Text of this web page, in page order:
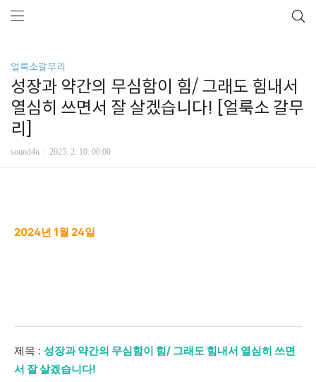
얼룩소갈무리
성장과 약간의 무심함이 힘/ 그래도 힘내서
열심히 쓰면서 잘 살겠습니다! [얼룩소 갈무
리]
sound4u 2025. 2. 10. 00:00
2024년 1월 24일
제목 : 성장과 약간의 무심함이 힘/ 그래도 힘내서 열심히 쓰면
서 잘 살겠습니다!